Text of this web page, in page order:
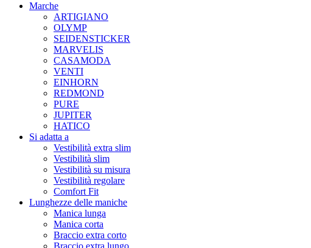
Marche
ARTIGIANO
OLYMP
SEIDENSTICKER
MARVELIS
CASAMODA
VENTI
EINHORN
REDMOND
PURE
JUPITER
HATICO
Si adatta a
Vestibilità extra slim
Vestibilità slim
Vestibilità su misura
Vestibilità regolare
Comfort Fit
Lunghezze delle maniche
Manica lunga
Manica corta
Braccio extra corto
Braccio extra lungo